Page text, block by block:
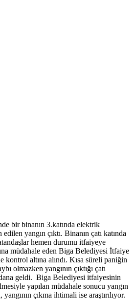
bir binanın 3.katında elektrik
edilen yangın çıktı. Binanın çatı katında
hemen durumu itfaiyeye
müdahale eden Biga Belediyesi İtfaiye
kontrol altına alındı. Kısa süreli paniğin
olmazken yangının çıktığı çatı
geldi. Biga Belediyesi itfaiyesinin
yapılan müdahale sonucu yangın
çıkma ihtimali ise araştırılıyor.